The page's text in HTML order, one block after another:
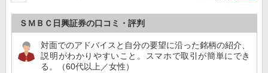
ＳＭＢＣ日興証券の口コミ・評判
対面でのアドバイスと自分の要望に沿った銘柄の紹介、
説明がわかりやすいこと。スマホで取引が簡単にでき
る。（60代以上／女性）